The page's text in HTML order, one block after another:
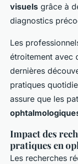
visuels grâce à
diagnostics
Les
étroitement avec
dernières
pratiques
assure que les
Impact des
pratiques en
Les recherches